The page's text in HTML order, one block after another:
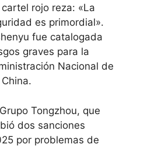
rojo reza: «La
es primordial».
fue catalogada
graves para la
Nacional de
Tongzhou, que
dos sanciones
por problemas de